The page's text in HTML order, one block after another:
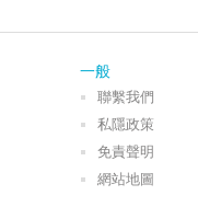
一般
聯繫我們
私隱政策
免責聲明
網站地圖